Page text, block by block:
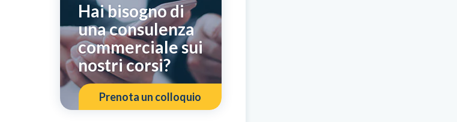
Hai bisogno di
una consulenza
commerciale sui
nostri corsi?
Prenota un colloquio